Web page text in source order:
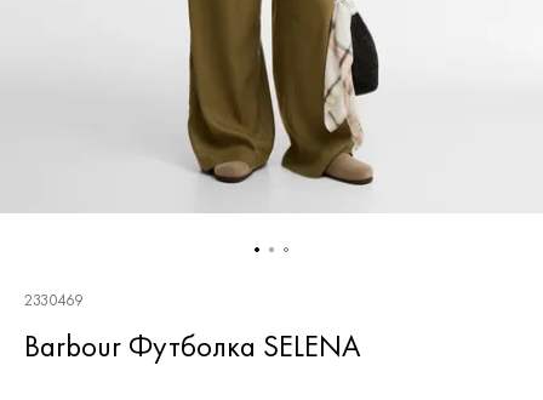
2330469
Barbour Футболка SELENA